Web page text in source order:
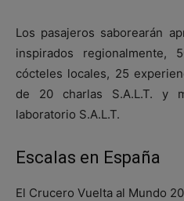
Los pasajeros saborearán
inspirados regionalmente,
cócteles locales, 25
de 20 charlas S.A.L.T. y
laboratorio S.A.L.T.
Escalas en España
El Crucero Vuelta al Mundo